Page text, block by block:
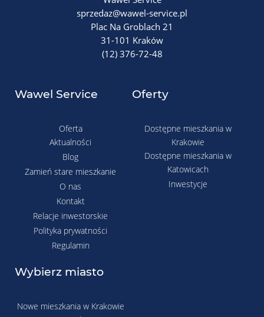
sprzedaz@wawel-service.pl
Plac Na Groblach 21
31-101 Kraków
(12) 376-72-48
Wawel Service
Oferta
Aktualności
Blog
Zamień stare mieszkanie
O nas
Kontakt
Relacje inwestorskie
Polityka prywatności
Regulamin
Oferty
Dostępne mieszkania w
Krakowie
Dostępne mieszkania w
Katowicach
Inwestycje
Wybierz miasto
Nowe mieszkania w Krakowie